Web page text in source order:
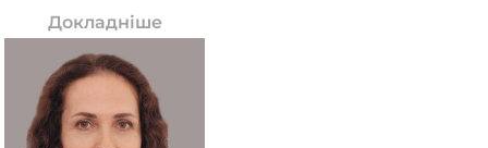
Докладніше